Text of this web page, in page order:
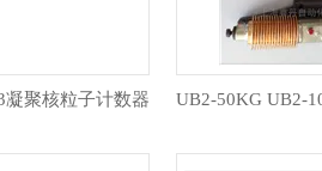
凝聚核粒子计数器